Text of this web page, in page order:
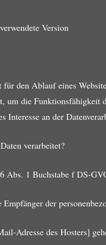
Version
den Ablauf eines
um die Funktionsfähigkeit
Interesse an der
verarbeitet?
Abs. 1 Buchstabe f DS-
der
Adresse des Hosters]